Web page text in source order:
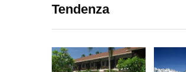
Tendenza